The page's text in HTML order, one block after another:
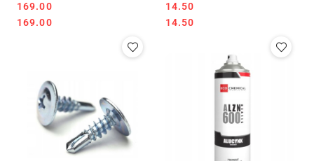
Cena:
169.00
Cena:
169.00 Cena:
14.50
Cena:
14.50